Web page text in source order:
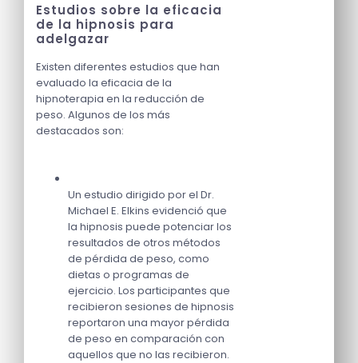
Estudios sobre la eficacia
de la hipnosis para
adelgazar
Existen diferentes estudios que han
evaluado la eficacia de la
hipnoterapia en la reducción de
peso. Algunos de los más
destacados son:
Un estudio dirigido por el Dr.
Michael E. Elkins evidenció que
la hipnosis puede potenciar los
resultados de otros métodos
de pérdida de peso, como
dietas o programas de
ejercicio. Los participantes que
recibieron sesiones de hipnosis
reportaron una mayor pérdida
de peso en comparación con
aquellos que no las recibieron.